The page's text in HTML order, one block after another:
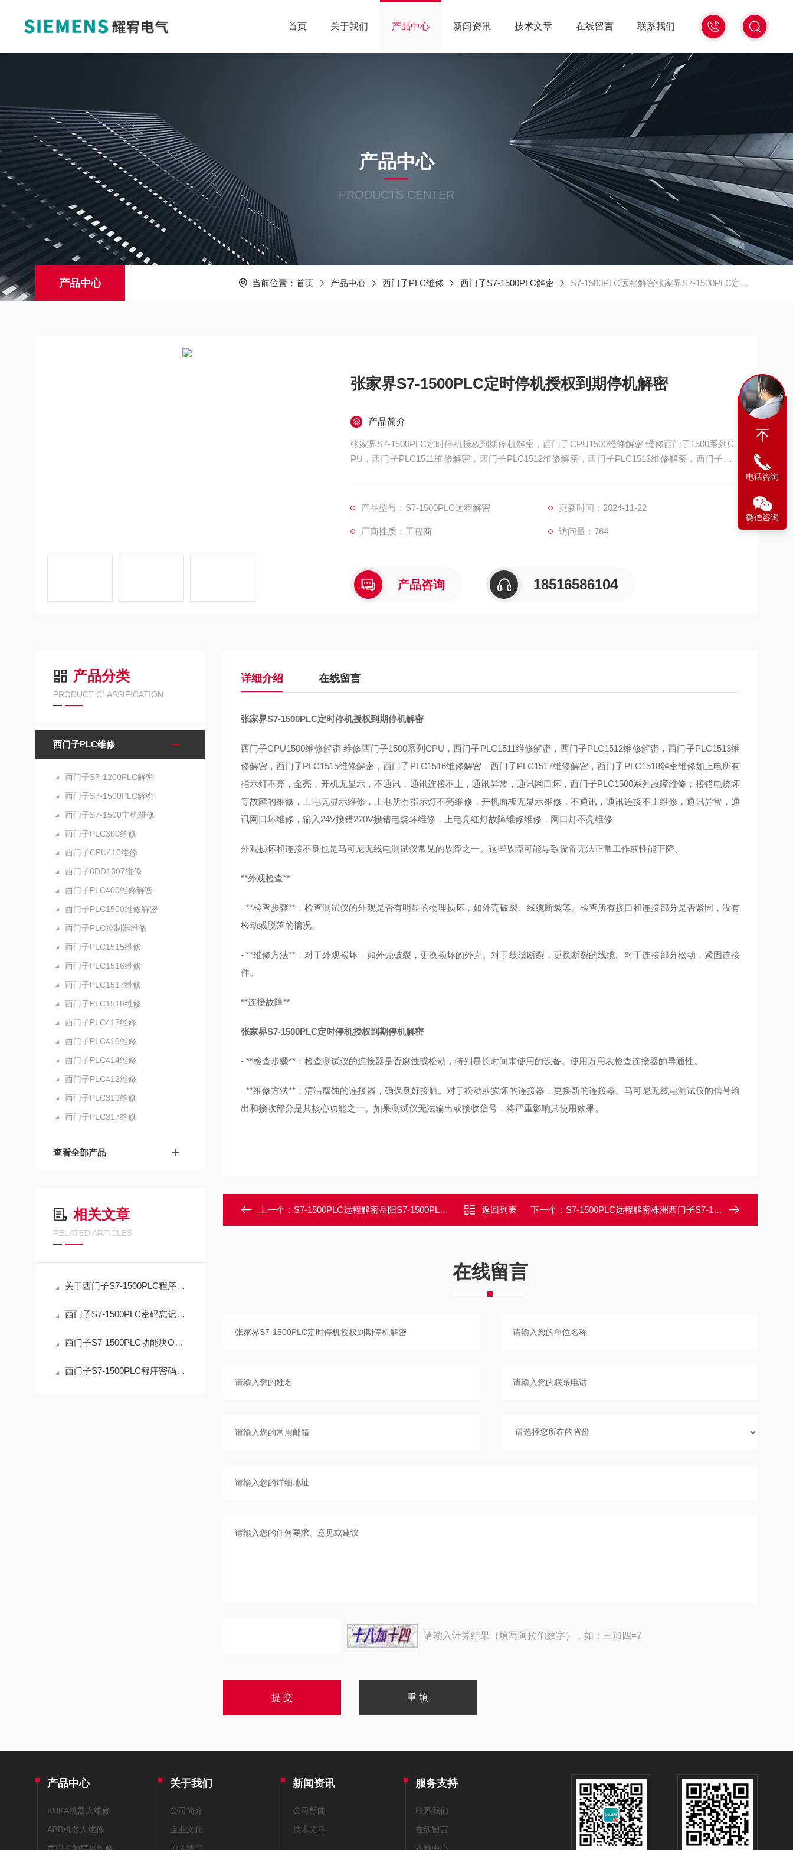
18516586104
微
首页 关于我们 产品中心 新闻资讯 技术文章 在线留言 联系我们
产品中心
PRODUCTS CENTER
产品中心 当前位置： 首页 产品中心 西门子PLC维修 西门子S7-1500PLC解密 S7-1500PLC远程解密张家界S7-1500PLC定时停机授权到期停机解密
张家界S7-1500PLC定时停机授权到期停机解密
产品简介
张家界S7-1500PLC定时停机授权到期停机解密，西门子CPU1500维修解密 维修西门子1500系列C
PU，西门子PLC1511维修解密，西门子PLC1512维修解密，西门子PLC1513维修解密，西门子PL
产品型号：S7-1500PLC远程解密
更新时间：2024-11-22
厂商性质：工程商 访问量：764
产品咨询 18516586104
产品分类
PRODUCT CLASSIFICATION
西门子PLC维修
西门子S7-1200PLC解密
西门子S7-1500PLC解密
西门子S7-1500主机维修
西门子PLC300维修
西门子CPU410维修
西门子6DD1607维修
西门子PLC400维修解密
西门子PLC1500维修解密
西门子PLC控制器维修
西门子PLC1515维修
西门子PLC1516维修
西门子PLC1517维修
西门子PLC1518维修
西门子PLC417维修
西门子PLC416维修
西门子PLC414维修
西门子PLC412维修
西门子PLC319维修
西门子PLC317维修
查看全部产品
相关文章
RELATED ARTICLES
关于西门子S7-1500PLC程序密码忘记解密方法
西门子S7-1500PLC密码忘记解密应急指南：正确复位流程与数据取舍
西门子S7-1500PLC功能块OB解密操作的安全指南
西门子S7-1500PLC程序密码解密：技术边界与合法路径的深度解析
详细介绍 在线留言
张家界S7-1500PLC定时停机授权到期停机解密
西门子CPU1500维修解密 维修西门子1500系列CPU，西门子PLC1511维修解密，西门子PLC1512维修解密，西门子PLC1513维
修解密，西门子PLC1515维修解密，西门子PLC1516维修解密，西门子PLC1517维修解密，西门子PLC1518解密维修如上电所有
指示灯不亮，全亮，开机无显示，不通讯，通讯连接不上，通讯异常，通讯网口坏，西门子PLC1500系列故障维修；接错电烧坏
等故障的维修，上电无显示维修，上电所有指示灯不亮维修，开机面板无显示维修，不通讯，通讯连接不上维修，通讯异常，通
讯网口坏维修，输入24V接错220V接错电烧坏维修，上电亮红灯故障维修维修，网口灯不亮维修
外观损坏和连接不良也是马可尼无线电测试仪常见的故障之一。这些故障可能导致设备无法正常工作或性能下降。
**外观检查**
- **检查步骤**：检查测试仪的外观是否有明显的物理损坏，如外壳破裂、线缆断裂等。检查所有接口和连接部分是否紧固，没有
松动或脱落的情况。
- **维修方法**：对于外观损坏，如外壳破裂，更换损坏的外壳。对于线缆断裂，更换断裂的线缆。对于连接部分松动，紧固连接
件。
**连接故障**
张家界S7-1500PLC定时停机授权到期停机解密
- **检查步骤**：检查测试仪的连接器是否腐蚀或松动，特别是长时间未使用的设备。使用万用表检查连接器的导通性。
- **维修方法**：清洁腐蚀的连接器，确保良好接触。对于松动或损坏的连接器，更换新的连接器。马可尼无线电测试仪的信号输
出和接收部分是其核心功能之一。如果测试仪无法输出或接收信号，将严重影响其使用效果。
上一个： S7-1500PLC远程解密岳阳S7-1500PLC程序密码解密/当天完成破解 返回列表 下一个： S7-1500PLC远程解密株洲西门子S7-1500PLC程序需要输入密码解密
在线留言
请输入计算结果（填写阿拉伯数字），如：三加四=7
产品中心
KUKA机器人维修
ABB机器人维修
关于我们
公司简介
企业文化
新闻资讯
公司新闻
技术文章
服务支持
联系我们
在线留言
电话咨询
微信咨询